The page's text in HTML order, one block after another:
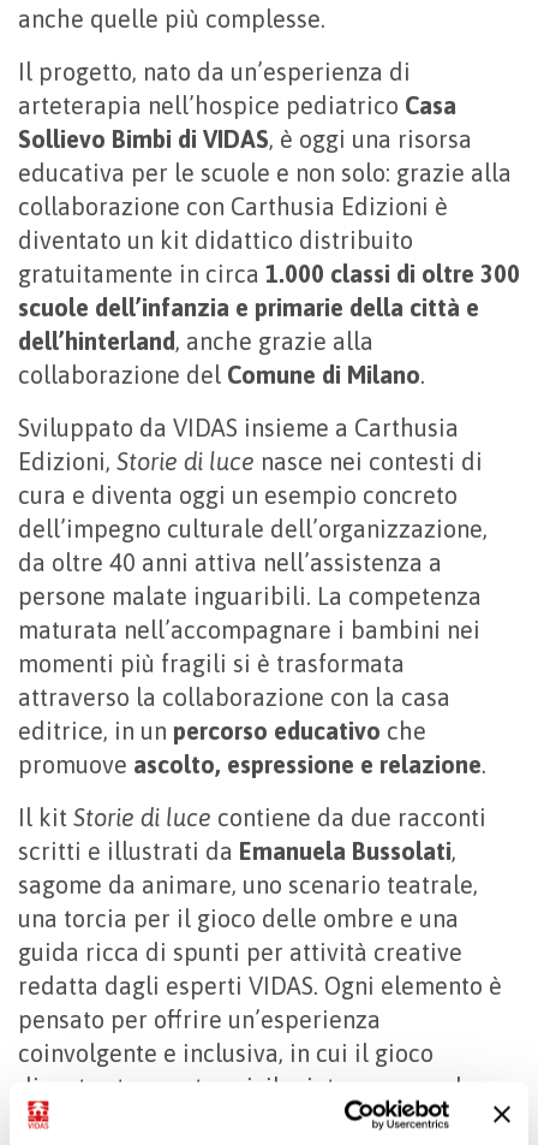
anche quelle più complesse.
Il progetto, nato da un’esperienza di
arteterapia nell’hospice pediatrico Casa
Sollievo Bimbi di VIDAS, è oggi una risorsa
educativa per le scuole e non solo: grazie alla
collaborazione con Carthusia Edizioni è
diventato un kit didattico distribuito
gratuitamente in circa 1.000 classi di oltre 300
scuole dell’infanzia e primarie della città e
dell’hinterland, anche grazie alla
collaborazione del Comune di Milano.
Sviluppato da VIDAS insieme a Carthusia
Edizioni, Storie di luce nasce nei contesti di
cura e diventa oggi un esempio concreto
dell’impegno culturale dell’organizzazione,
da oltre 40 anni attiva nell’assistenza a
persone malate inguaribili. La competenza
maturata nell’accompagnare i bambini nei
momenti più fragili si è trasformata
attraverso la collaborazione con la casa
editrice, in un percorso educativo che
promuove ascolto, espressione e relazione.
Il kit Storie di luce contiene da due racconti
scritti e illustrati da Emanuela Bussolati,
sagome da animare, uno scenario teatrale,
una torcia per il gioco delle ombre e una
guida ricca di spunti per attività creative
redatta dagli esperti VIDAS. Ogni elemento è
pensato per offrire un’esperienza
coinvolgente e inclusiva, in cui il gioco
diventa strumento privilegiato per accedere
al mondo emotivo.